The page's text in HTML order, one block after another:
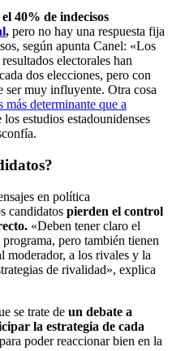
el 40% de indecisos
, pero no hay una respuesta fija
según apunta Canel: «Los
electorales han
dos elecciones, pero con
ser muy influyente. Otra cosa
más determinante que a
estudios estadounidenses
en política
candidatos pierden el control
«Deben tener claro el
pero también tienen
moderador, a los rivales y la
de rivalidad», explica
se trate de un debate a
la estrategia de cada
poder reaccionar bien en la